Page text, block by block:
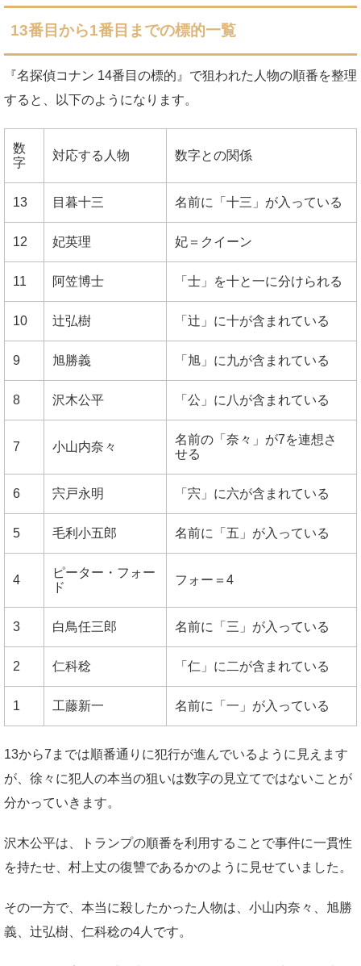
13番目から1番目までの標的一覧
『名探偵コナン 14番目の標的』で狙われた人物の順番を整理
すると、以下のようになります。
数
字
対応する人物 数字との関係
13 目暮十三 名前に「十三」が入っている
12 妃英理 妃＝クイーン
11 阿笠博士 「士」を十と一に分けられる
10 辻弘樹 「辻」に十が含まれている
9 旭勝義 「旭」に九が含まれている
8 沢木公平 「公」に八が含まれている
7 小山内奈々
名前の「奈々」が7を連想さ
せる
6 宍戸永明 「宍」に六が含まれている
5 毛利小五郎 名前に「五」が入っている
4
ピーター・フォー
ド
フォー＝4
3 白鳥任三郎 名前に「三」が入っている
2 仁科稔 「仁」に二が含まれている
1 工藤新一 名前に「一」が入っている
13から7までは順番通りに犯行が進んでいるように見えます
が、徐々に犯人の本当の狙いは数字の見立てではないことが
分かっていきます。
沢木公平は、トランプの順番を利用することで事件に一貫性
を持たせ、村上丈の復讐であるかのように見せていました。
その一方で、本当に殺したかった人物は、小山内奈々、旭勝
義、辻弘樹、仁科稔の4人です。